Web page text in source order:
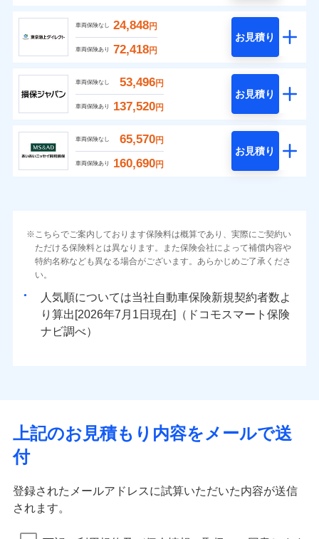
車両保険なし 24,848円
車両保険あり 72,418円
お見積り
車両保険なし 53,496円
車両保険あり 137,520円
お見積り
車両保険なし 65,570円
車両保険あり 160,690円
お見積り
こちらでご案内しております保険料は概算であり、実際にご契約い
ただける保険料とは異なります。また保険会社によって補償内容や
特約名称なども異なる場合がございます。あらかじめご了承くださ
い。
人気順については当社
新規契約者数よ
り算出[
年 月
日現在]（ドコモスマート保険
ナビ調べ）
上記のお見積もり内容をメールで送
付
登録されたメールアドレスに試算いただいた内容が送信
されます。